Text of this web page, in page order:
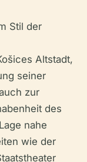
Stil der
Altstadt,
seiner
zur
des
nahe
wie der